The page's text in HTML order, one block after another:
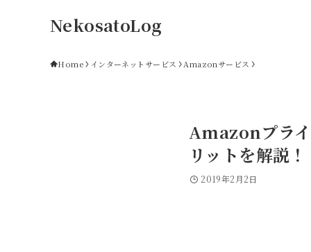
NekosatoLog
Home インターネットサービス Amazonサービス
Amazonプライ
リットを解説！
2019年2月2日